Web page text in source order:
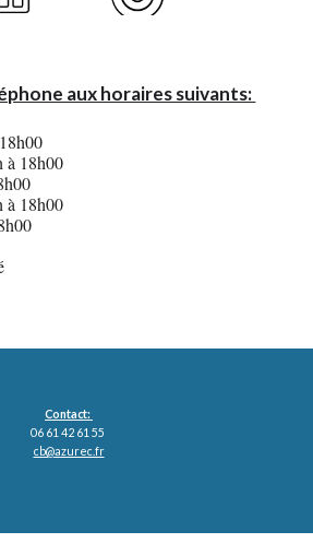
aux horaires suivants:
à 18h00
à 18h00
Contact:
06 61 42 61 55
cb@azurec.fr